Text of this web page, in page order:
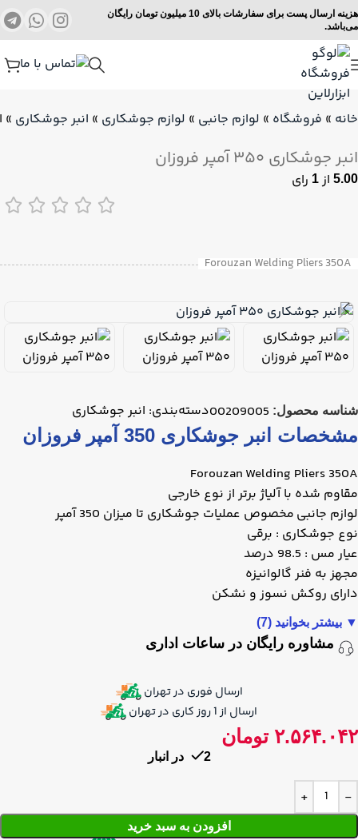
هزینه ارسال پست برای سفارشات بالای 10 میلیون تومان رایگان
می‌باشد.
خانه » فروشگاه » لوازم جانبی » لوازم جوشکاری » انبر جوشکاری »
انبر جوشکاری ۳۵۰ آمپر فروزان
5.00 از1 رای
Forouzan Welding Pliers 350A
شناسه محصول: 00209005دسته‌بندی: انبر جوشکاری
مشخصات انبر جوشکاری 350 آمپر فروزان
Forouzan Welding Pliers 350A
مقاوم شده با آلیاژ برتر از نوع خارجی
لوازم جانبی مخصوص عملیات جوشکاری تا میزان 350 آمپر
نوع جوشکاری : برقی
عیار مس : 98.5 درصد
مجهز به فنر گالوانیزه
دارای روکش نسوز و نشکن
▼ بیشتر بخوانید (7)
مشاوره رایگان در ساعات اداری
ارسال فوری در تهران
ارسال از 1 روز کاری در تهران
۲.۵۶۴.۰۴۲ تومان
2 در انبار
افزودن به سبد خرید